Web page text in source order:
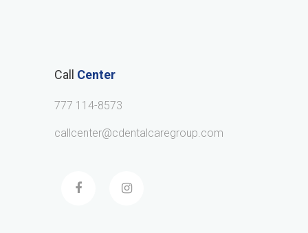
Call Center
777 114-8573
callcenter@cdentalcaregroup.com